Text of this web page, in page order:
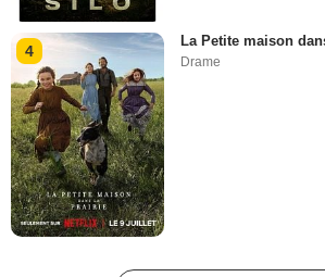
4
La Petite maison
Drame